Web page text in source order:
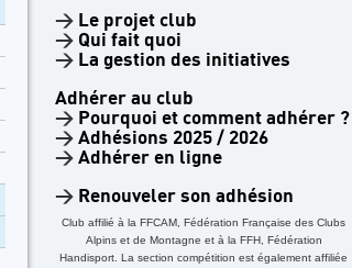
> Le projet club
> Qui fait quoi
> La gestion des initiatives
Adhérer au club
> Pourquoi et comment adhérer ?
> Adhésions 2025 / 2026
> Adhérer en ligne
> Renouveler son adhésion
Club affilié à la FFCAM, Fédération Française des Clubs
Alpins et de Montagne et à la FFH, Fédération
Handisport. La section compétition est également affiliée